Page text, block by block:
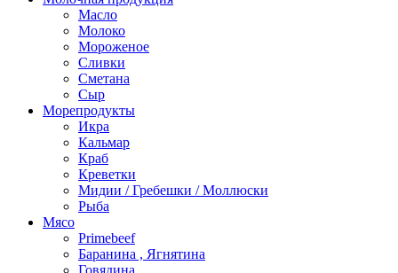
Масло
Молоко
Мороженое
Сливки
Сметана
Сыр
Морепродукты
Икра
Кальмар
Краб
Креветки
Мидии / Гребешки / Моллюски
Рыба
Мясо
Primebeef
Баранина , Ягнятина